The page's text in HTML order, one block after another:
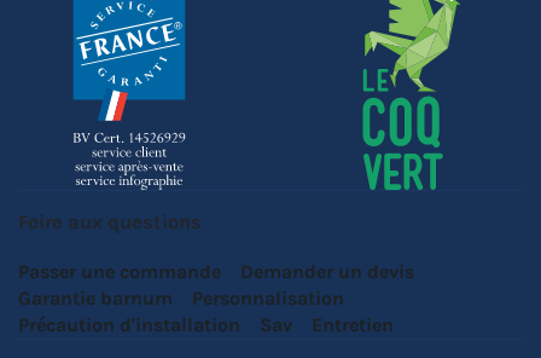
Foire aux questions
Passer une commande
Demander un devis
Garantie barnum
Personnalisation
Précaution d'installation
Sav Entretien